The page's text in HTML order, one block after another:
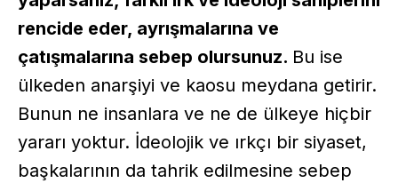
rencide eder, ayrışmalarına ve
çatışmalarına sebep olursunuz. Bu ise
ülkeden anarşiyi ve kaosu meydana getirir.
Bunun ne insanlara ve ne de ülkeye hiçbir
yararı yoktur. İdeolojik ve ırkçı bir siyaset,
başkalarının da tahrik edilmesine sebep